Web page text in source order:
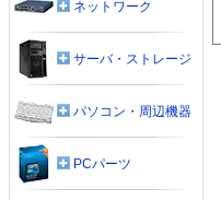
ネットワーク
サーバ・ストレージ
パソコン・周辺機器
PCパーツ